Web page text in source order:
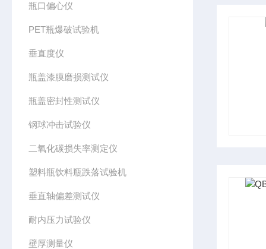
瓶口偏心仪
PET瓶爆破试验机
垂直度仪
瓶盖漆膜磨损测试仪
瓶盖密封性测试仪
钢球冲击试验仪
二氧化碳损失率测定仪
塑料瓶饮料瓶跌落试验机
垂直轴偏差测试仪
耐内压力试验仪
壁厚测量仪